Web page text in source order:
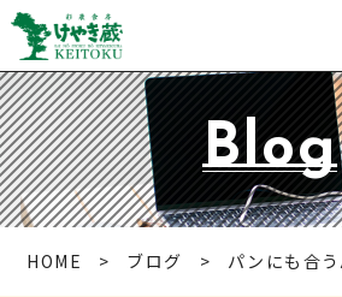
Blog
HOME ブログ パンにも合